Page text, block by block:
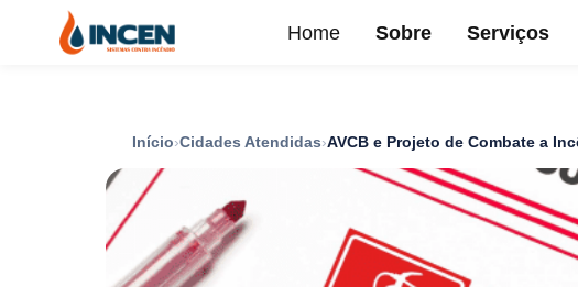
Home Sobre Serviços
Início Cidades Atendidas AVCB e Projeto de Combate a